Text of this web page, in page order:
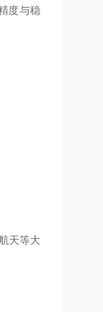
度与稳
天等大